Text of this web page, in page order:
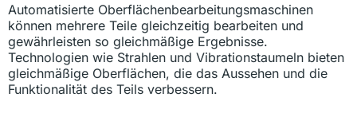
Automatisierte Oberflächenbearbeitungsmaschinen
können mehrere Teile gleichzeitig bearbeiten und
gewährleisten so gleichmäßige Ergebnisse.
Technologien wie Strahlen und Vibrationstaumeln bieten
gleichmäßige Oberflächen, die das Aussehen und die
Funktionalität des Teils verbessern.